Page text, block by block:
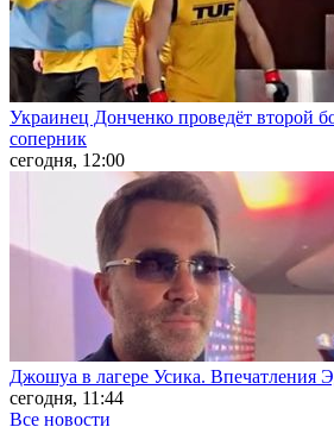
Украинец Донченко проведёт второй
соперник
сегодня, 12:00
Джошуа в лагере Усика. Впечатления
сегодня, 11:44
Все новости